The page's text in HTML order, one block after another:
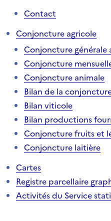
Contact
Conjoncture agricole
Conjoncture générale
Conjoncture
Conjoncture animale
Bilan de la
Bilan viticole
Bilan productions
Conjoncture fruits et
Conjoncture laitière
Cartes
Registre parcellaire
Activités du Service